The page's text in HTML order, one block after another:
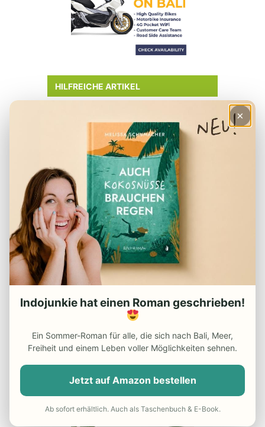
HILFREICHE ARTIKEL
– Deine Finanzen in Indonesien
– Der perfekte Reiserucksack
– Visum für Indonesien
– Packliste für Indonesien
– Reiseapotheke Indonesien
– Beste Reisezeit Indonesien
– Die besten Indonesien
Reiseführer
– Günstiger Flug nach Indonesien
– Do’s and Dont’s in Indonesien
– Reisekrankenversicherung
UNSER INDONESIEN-KOCHBUCH
×
Indojunkie hat einen Roman geschrieben!
Ein Sommer-Roman für alle, die sich nach Bali, Meer,
Freiheit und einem Leben voller Möglichkeiten sehnen.
Jetzt auf Amazon bestellen
Ab sofort erhältlich. Auch als Taschenbuch & E-Book.